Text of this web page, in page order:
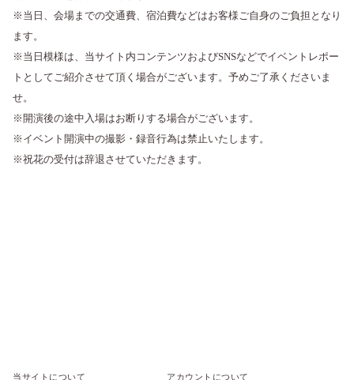
※当日、会場までの交通費、宿泊費などはお客様ご自身のご負担となり
ます。
※当日模様は、当サイト内コンテンツおよびSNSなどでイベントレポー
トとしてご紹介させて頂く場合がございます。予めご了承くださいま
せ。
※開演後の途中入場はお断りする場合がございます。
※イベント開演中の撮影・録音行為は禁止いたします。
※祝花の受付は辞退させていただきます。
当サイトについて アカウントについて